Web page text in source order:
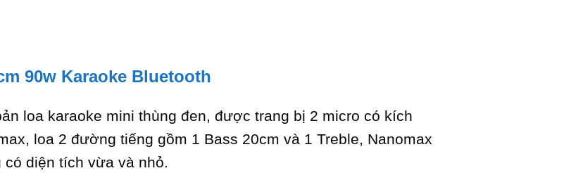
90w Karaoke Bluetooth
loa karaoke mini thùng đen, được trang bị 2 micro có kích
loa 2 đường tiếng gồm 1 Bass 20cm và 1 Treble, Nanomax
diện tích vừa và nhỏ.